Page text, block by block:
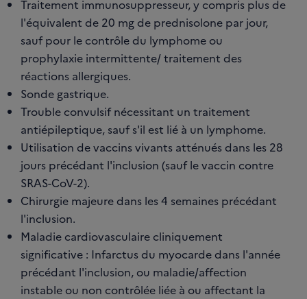
Traitement immunosuppresseur, y compris plus de
l'équivalent de 20 mg de prednisolone par jour,
sauf pour le contrôle du lymphome ou
prophylaxie intermittente/ traitement des
réactions allergiques.
Sonde gastrique.
Trouble convulsif nécessitant un traitement
antiépileptique, sauf s'il est lié à un lymphome.
Utilisation de vaccins vivants atténués dans les 28
jours précédant l'inclusion (sauf le vaccin contre
SRAS-CoV-2).
Chirurgie majeure dans les 4 semaines précédant
l'inclusion.
Maladie cardiovasculaire cliniquement
significative : Infarctus du myocarde dans l'année
précédant l'inclusion, ou maladie/affection
instable ou non contrôlée liée à ou affectant la